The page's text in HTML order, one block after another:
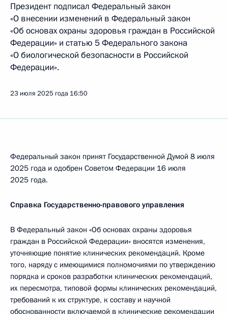
Президент подписал Федеральный закон
«О внесении изменений в Федеральный закон
«Об основах охраны здоровья граждан в Российской
Федерации» и статью 5 Федерального закона
«О биологической безопасности в Российской
Федерации».
23 июля 2025 года 16:50
Федеральный закон принят Государственной Думой 8 июля
2025 года и одобрен Советом Федерации 16 июля
2025 года.
Справка Государственно-правового управления
В Федеральный закон «Об основах охраны здоровья
граждан в Российской Федерации» вносятся изменения,
уточняющие понятие клинических рекомендаций. Кроме
того, наряду с имеющимися полномочиями по утверждению
порядка и сроков разработки клинических рекомендаций,
их пересмотра, типовой формы клинических рекомендаций,
требований к их структуре, к составу и научной
обоснованности включаемой в клинические рекомендации